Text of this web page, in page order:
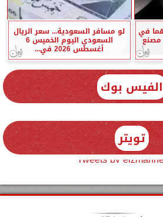
في
مصنع
لو مسافر السعودية... سعر الريال
السعودي اليوم الخميس 6
أغسطس 2026 في...
الفيس بوك
تويتر
Tweets by